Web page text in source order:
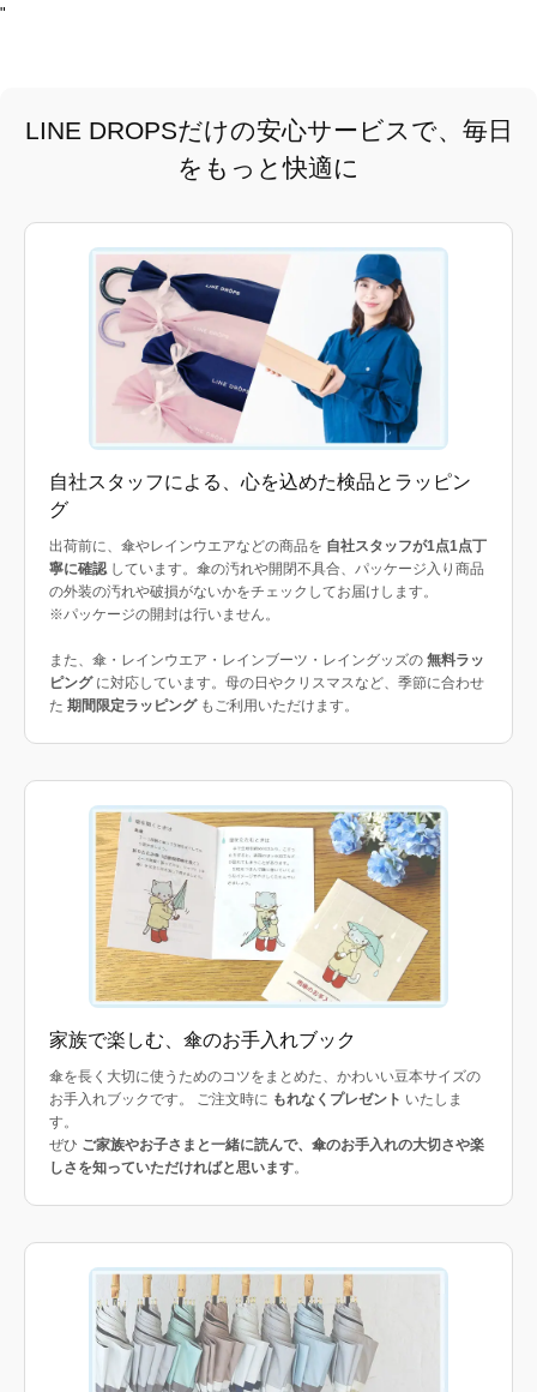
"
LINE DROPSだけの安心サービスで、毎日
をもっと快適に
自社スタッフによる、心を込めた検品とラッピン
グ
出荷前に、傘やレインウエアなどの商品を 自社スタッフが1点1点丁
寧に確認しています。傘の汚れや開閉不具合、パッケージ入り商品
の外装の汚れや破損がないかをチェックしてお届けします。
※パッケージの開封は行いません。
また、傘・レインウエア・レインブーツ・レイングッズの 無料ラッ
ピングに対応しています。母の日やクリスマスなど、季節に合わせ
た 期間限定ラッピングもご利用いただけます。
家族で楽しむ、傘のお手入れブック
傘を長く大切に使うためのコツをまとめた、かわいい豆本サイズの
お手入れブックです。 ご注文時に もれなくプレゼント いたしま
す。
ぜひ ご家族やお子さまと一緒に読んで、傘のお手入れの大切さや楽
しさを知っていただければと思います。